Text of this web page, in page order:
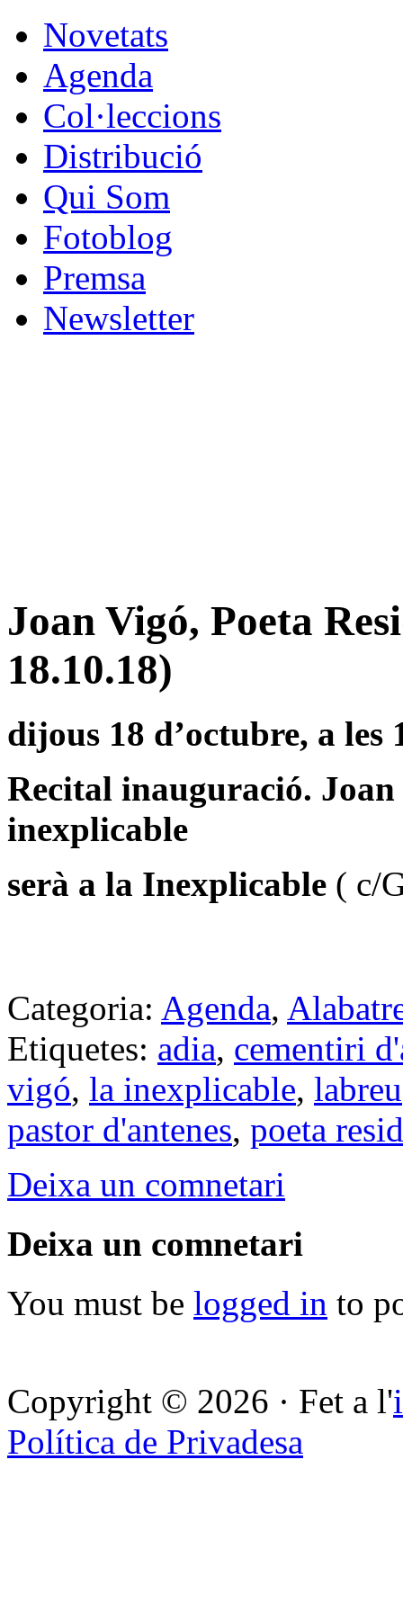
Novetats
Agenda
Col·leccions
Distribució
Qui Som
Fotoblog
Premsa
Newsletter
Joan Vigó, Poeta
18.10.18)
dijous 18 d’octubre, a les
Recital inauguració.
inexplicable
serà a la Inexplicable ( c/
Categoria: Agenda,
Etiquetes: adia, cementiri
vigó, la inexplicable, labreu
pastor d'antenes, poeta
Deixa un comnetari
Deixa un comnetari
You must be logged in to
Copyright © 2026 · Fet a l'
Política de Privadesa